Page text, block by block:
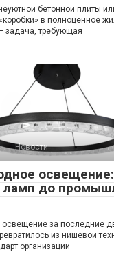
бетонной плиты
в полноценное
задача, требующая
Новости
до
за последние
из нишевой
организации